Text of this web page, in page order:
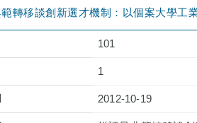
轉移談創新選才機制：以個案大學工
101
1
2012-10-19